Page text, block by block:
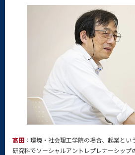
髙田 ：環境・社会理工学院の場合、起業と
研究科でソーシャルアントレプレナーシップ